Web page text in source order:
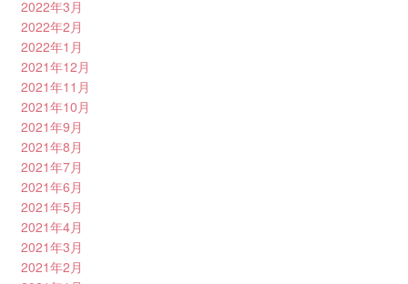
2022年3月
2022年2月
2022年1月
2021年12月
2021年11月
2021年10月
2021年9月
2021年8月
2021年7月
2021年6月
2021年5月
2021年4月
2021年3月
2021年2月